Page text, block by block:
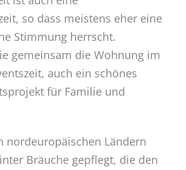
so dass meistens eher eine
Stimmung herrscht.
gemeinsam die Wohnung im
auch ein schönes
für Familie und
nordeuropäischen Ländern
Bräuche gepflegt, die den